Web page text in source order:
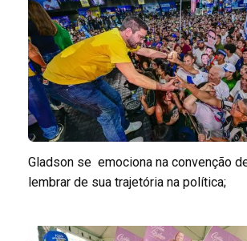
Gladson se emociona na convenção
lembrar de sua trajetória na política;